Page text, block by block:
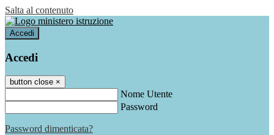
Salta al contenuto
Accedi
Accedi
button close ×
Nome Utente
Password
Password dimenticata?